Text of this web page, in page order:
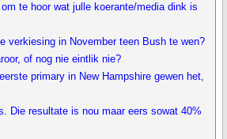
te hoor wat julle koerante/media dink is
verkiesing in November teen Bush te wen?
of nog nie eintlik nie?
primary in New Hampshire gewen het,
Die resultate is nou maar eers sowat 40%